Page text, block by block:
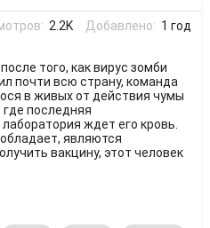
2.2K Добавлено: 1 год
того, как вирус зомби
почти всю страну, команда
в живых от действия чумы
последняя
ждет его кровь.
являются
вакцину, этот человек